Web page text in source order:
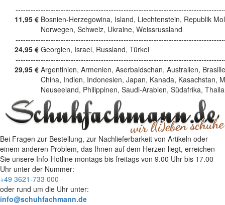
11,95 € Bosnien-Herzegowina, Island, Liechtenstein, Republik
Norwegen, Schweiz, Ukraine, Weissrussland
24,95 € Georgien, Israel, Russland, Türkei
29,95 € Argentinien, Armenien, Aserbaidschan, Australien,
China, Indien, Indonesien, Japan, Kanada, Kasachstan,
Neuseeland, Philippinen, Saudi-Arabien, Südafrika,
Bei Fragen zur Bestellung, zur Nachlieferbarkeit von Artikeln oder
einem anderen Problem, das Ihnen auf dem Herzen liegt, erreichen
Sie unsere Info-Hotline montags bis freitags von 9.00 Uhr bis 17.00
Uhr unter der Nummer:
+49 3621-733 000
oder rund um die Uhr unter:
info@schuhfachmann.de